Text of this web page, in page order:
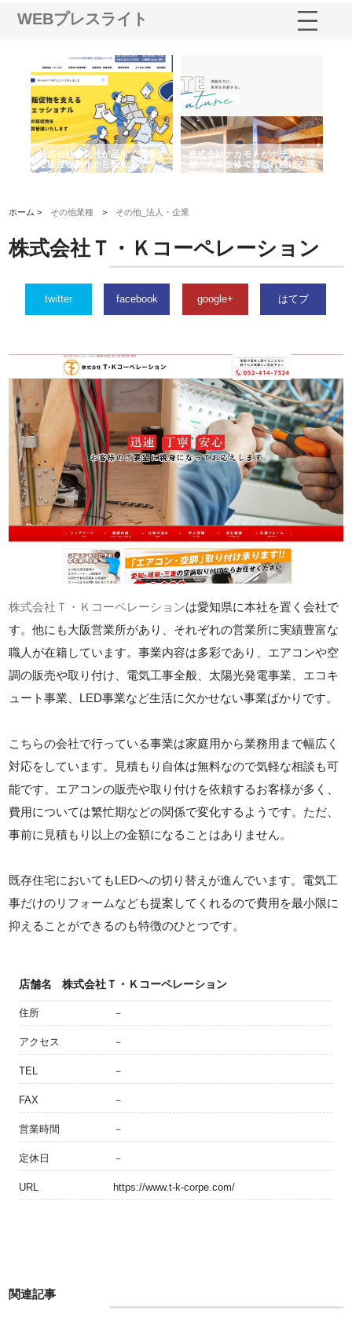
WEBプレスライト
株式会社耕文社が品川で実現す
る販促物製作から配送までワン
ストップ対応
株式会社ナカモトがホテルや店
舗の内装改修で選ばれ続ける理
由
ホーム > その他業種 > その他_法人・企業
株式会社Ｔ・Ｋコーペレーション
twitter facebook google+ はてブ
株式会社Ｔ・Ｋコーペレーションは愛知県に本社を置く会社で
す。他にも大阪営業所があり、それぞれの営業所に実績豊富な
職人が在籍しています。事業内容は多彩であり、エアコンや空
調の販売や取り付け、電気工事全般、太陽光発電事業、エコキ
ュート事業、LED事業など生活に欠かせない事業ばかりです。
こちらの会社で行っている事業は家庭用から業務用まで幅広く
対応をしています。見積もり自体は無料なので気軽な相談も可
能です。エアコンの販売や取り付けを依頼するお客様が多く、
費用については繁忙期などの関係で変化するようです。ただ、
事前に見積もり以上の金額になることはありません。
既存住宅においてもLEDへの切り替えが進んでいます。電気工
事だけのリフォームなども提案してくれるので費用を最小限に
抑えることができるのも特徴のひとつです。
店舗名 株式会社Ｔ・Ｋコーペレーション
住所 －
アクセス －
TEL －
FAX －
営業時間 －
定休日 －
URL https://www.t-k-corpe.com/
関連記事